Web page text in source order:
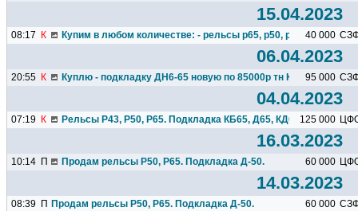
15.04.2023
08:17 К Купим в любом количестве: - рельсы р65, р50, р43, р24, р18...
40 000
06.04.2023
20:55 К Куплю - подкладку ДН6-65 новую по 85000р тн Куплю -
95 000
04.04.2023
07:19 К Рельсы Р43, Р50, Р65. Подкладка КБ65, Д65, КД65, КБ50,
125 000
16.03.2023
10:14 П Продам рельсы Р50, Р65. Подкладка Д-50. 60 000
14.03.2023
08:39 П Продам рельсы Р50, Р65. Подкладка Д-50. 60 000